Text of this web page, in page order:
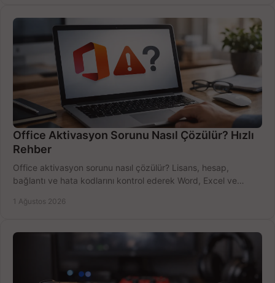
Office Aktivasyon Sorunu Nasıl Çözülür? Hızlı
Rehber
Office aktivasyon sorunu nasıl çözülür? Lisans, hesap,
bağlantı ve hata kodlarını kontrol ederek Word, Excel ve
1 Ağustos 2026